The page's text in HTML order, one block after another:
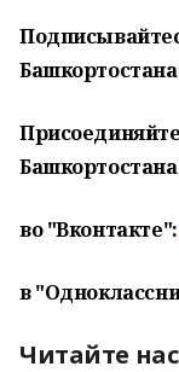
во
в
Читайте нас